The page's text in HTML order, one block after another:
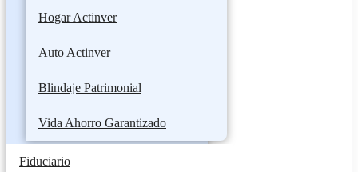
Hogar Actinver
Auto Actinver
Blindaje Patrimonial
Vida Ahorro Garantizado
Fiduciario